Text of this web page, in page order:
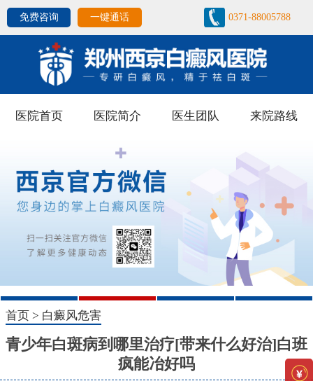
免费咨询 一键通话 0371-88005788
医院首页 医院简介 医生团队 来院路线
1 2 3 4
首页 > 白癜风危害
青少年白斑病到哪里治疗[带来什么好治]白班
疯能冶好吗